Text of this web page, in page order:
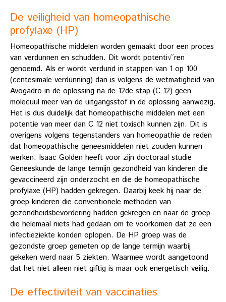
De veiligheid van homeopathische
profylaxe (HP)
Homeopathische middelen worden gemaakt door een proces
van verdunnen en schudden. Dit wordt potenti√´ren
genoemd. Als er wordt verdund in stappen van 1 op 100
(centesimale verdunning) dan is volgens de wetmatigheid van
Avogadro in de oplossing na de 12de stap (C 12) geen
molecuul meer van de uitgangsstof in de oplossing aanwezig.
Het is dus duidelijk dat homeopathische middelen met een
potentie van meer dan C 12 niet toxisch kunnen zijn. Dit is
overigens volgens tegenstanders van homeopathie de reden
dat homeopathische geneesmiddelen niet zouden kunnen
werken. Isaac Golden heeft voor zijn doctoraal studie
Geneeskunde de lange termijn gezondheid van kinderen die
gevaccineerd zijn onderzocht en die de homeopathische
profylaxe (HP) hadden gekregen. Daarbij keek hij naar de
groep kinderen die conventionele methoden van
gezondheidsbevordering hadden gekregen en naar de groep
die helemaal niets had gedaan om te voorkomen dat ze een
infectieziekte konden oplopen. De HP groep was de
gezondste groep gemeten op de lange termijn waarbij
gekeken werd naar 5 ziekten. Waarmee wordt aangetoond
dat het niet alleen niet giftig is maar ook energetisch veilig.
De effectiviteit van vaccinaties